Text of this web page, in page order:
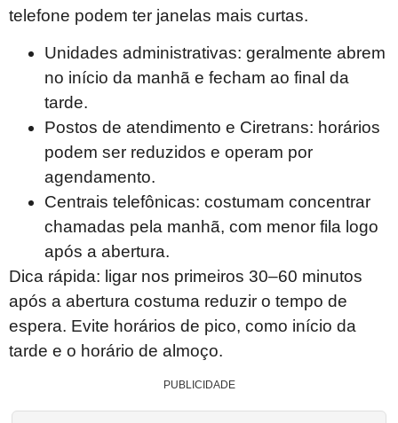
telefone podem ter janelas mais curtas.
Unidades administrativas: geralmente abrem
no início da manhã e fecham ao final da
tarde.
Postos de atendimento e Ciretrans: horários
podem ser reduzidos e operam por
agendamento.
Centrais telefônicas: costumam concentrar
chamadas pela manhã, com menor fila logo
após a abertura.
Dica rápida: ligar nos primeiros 30–60 minutos
após a abertura costuma reduzir o tempo de
espera. Evite horários de pico, como início da
tarde e o horário de almoço.
PUBLICIDADE